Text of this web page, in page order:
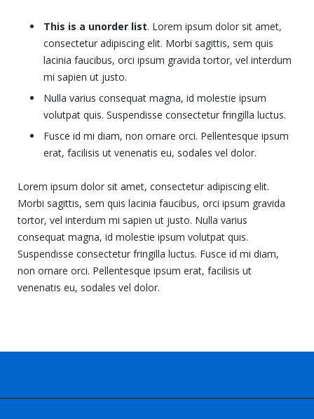
This is a unorder list. Lorem ipsum dolor sit amet,
consectetur adipiscing elit. Morbi sagittis, sem quis
lacinia faucibus, orci ipsum gravida tortor, vel interdum
mi sapien ut justo.
Nulla varius consequat magna, id molestie ipsum
volutpat quis. Suspendisse consectetur fringilla luctus.
Fusce id mi diam, non ornare orci. Pellentesque ipsum
erat, facilisis ut venenatis eu, sodales vel dolor.
Lorem ipsum dolor sit amet, consectetur adipiscing elit.
Morbi sagittis, sem quis lacinia faucibus, orci ipsum gravida
tortor, vel interdum mi sapien ut justo. Nulla varius
consequat magna, id molestie ipsum volutpat quis.
Suspendisse consectetur fringilla luctus. Fusce id mi diam,
non ornare orci. Pellentesque ipsum erat, facilisis ut
venenatis eu, sodales vel dolor.